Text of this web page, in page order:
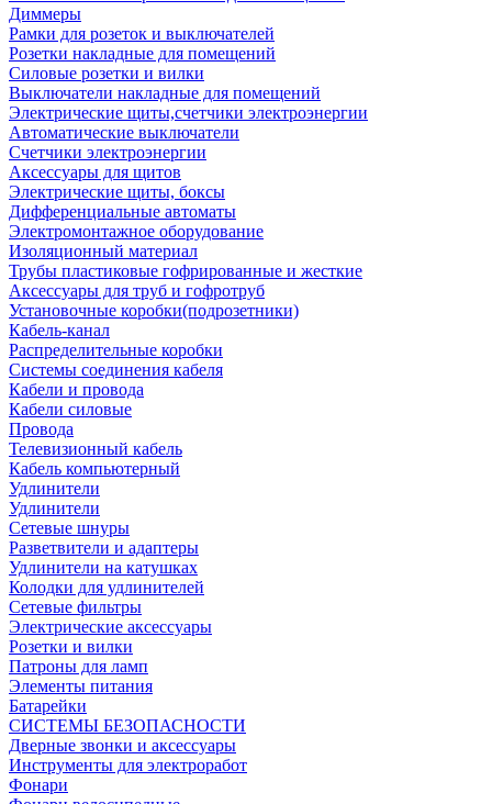
Диммеры
Рамки для розеток и выключателей
Розетки накладные для помещений
Силовые розетки и вилки
Выключатели накладные для помещений
Электрические щиты,счетчики электроэнергии
Автоматические выключатели
Счетчики электроэнергии
Аксессуары для щитов
Электрические щиты, боксы
Дифференциальные автоматы
Электромонтажное оборудование
Изоляционный материал
Трубы пластиковые гофрированные и жесткие
Аксессуары для труб и гофротруб
Установочные коробки(подрозетники)
Кабель-канал
Распределительные коробки
Системы соединения кабеля
Кабели и провода
Кабели силовые
Провода
Телевизионный кабель
Кабель компьютерный
Удлинители
Удлинители
Сетевые шнуры
Разветвители и адаптеры
Удлинители на катушках
Колодки для удлинителей
Сетевые фильтры
Электрические аксессуары
Розетки и вилки
Патроны для ламп
Элементы питания
Батарейки
СИСТЕМЫ БЕЗОПАСНОСТИ
Дверные звонки и аксессуары
Инструменты для электроработ
Фонари